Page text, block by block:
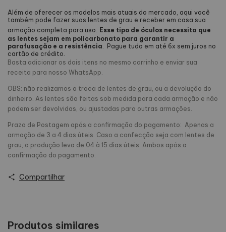
Além de oferecer os modelos mais atuais do mercado, aqui você
também pode fazer suas lentes de grau e receber em casa sua
armação completa para uso.
Esse tipo de óculos necessita que
as lentes sejam em policarbonato para garantir a
parafusação e a resistência . Pague tudo em até 6x sem juros no
cartão de crédito.
Basta adicionar os dois itens no mesmo carrinho e enviar sua
receita para nosso WhatsApp.
OBS: não realizamos a troca de lentes de grau, ou a devolução do
dinheiro. As lentes são feitas sob medida para cada armação e não
podem ser devolvidas, ou ajustadas para outras armações.
Prazo de Postagem após a confirmação do pagamento: Apenas a
armação de 3 a 4 dias úteis. Caso a confecção seja com lentes de
grau, a produção leva de 04 à 15 dias úteis. Ambos após a
confirmação do pagamento.
Compartilhar
Produtos similares